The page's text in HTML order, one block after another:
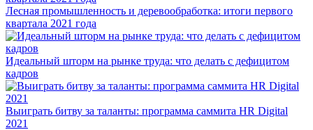
Лесная промышленность и деревообработка: итоги первого
квартала 2021 года
Идеальный шторм на рынке труда: что делать с дефицитом
кадров
Выиграть битву за таланты: программа саммита HR Digital
2021